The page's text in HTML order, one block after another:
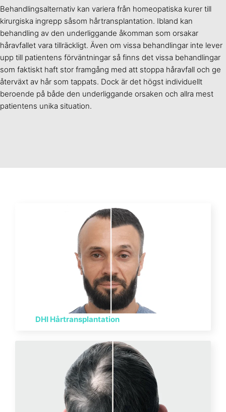
Behandlingsalternativ kan variera från homeopatiska kurer till
kirurgiska ingrepp såsom hårtransplantation. Ibland kan
behandling av den underliggande åkomman som orsakar
håravfallet vara tillräckligt. Även om vissa behandlingar inte lever
upp till patientens förväntningar så finns det vissa behandlingar
som faktiskt haft stor framgång med att stoppa håravfall och ge
återväxt av hår som tappats. Dock är det högst individuellt
beroende på både den underliggande orsaken och allra mest
patientens unika situation.
DHI Hårtransplantation